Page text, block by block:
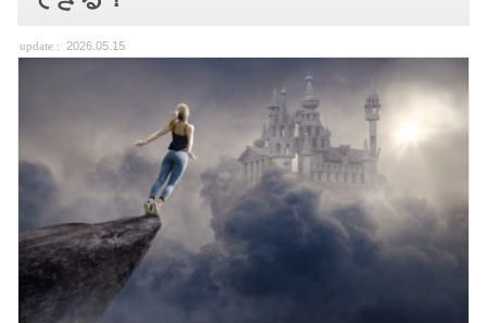
2026.05.15